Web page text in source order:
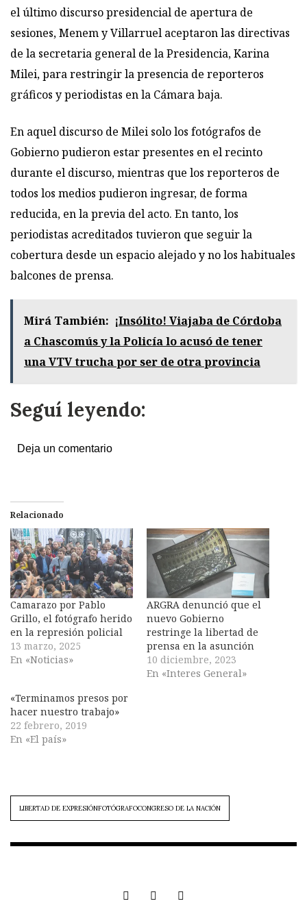
el último discurso presidencial de apertura de
sesiones, Menem y Villarruel aceptaron las directivas
de la secretaria general de la Presidencia, Karina
Milei, para restringir la presencia de reporteros
gráficos y periodistas en la Cámara baja.
En aquel discurso de Milei solo los fotógrafos de
Gobierno pudieron estar presentes en el recinto
durante el discurso, mientras que los reporteros de
todos los medios pudieron ingresar, de forma
reducida, en la previa del acto. En tanto, los
periodistas acreditados tuvieron que seguir la
cobertura desde un espacio alejado y no los habituales
balcones de prensa.
Mirá También: ¡Insólito! Viajaba de Córdoba
a Chascomús y la Policía lo acusó de tener
una VTV trucha por ser de otra provincia
Seguí leyendo:
Deja un comentario
Relacionado
Camarazo por Pablo
Grillo, el fotógrafo herido
en la represión policial
13 marzo, 2025
En «Noticias»
ARGRA denunció que el
nuevo Gobierno
restringe la libertad de
prensa en la asunción
10 diciembre, 2023
En «Interes General»
«Terminamos presos por
hacer nuestro trabajo»
22 febrero, 2019
En «El país»
LIBERTAD DE EXPRESIÓNFOTÓGRAFOCONGRESO DE LA NACIÓN